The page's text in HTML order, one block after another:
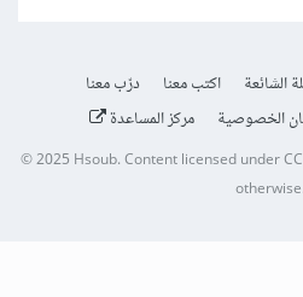
الشائعة اكتب معنا
درّب معنا
الخصوصية مركز المساعدة
© 2025 Hsoub.Content licensed under
otherwise.